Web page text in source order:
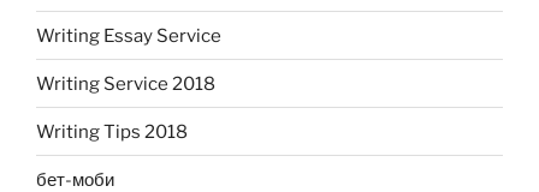
Writing Essay Service
Writing Service 2018
Writing Tips 2018
бет-моби